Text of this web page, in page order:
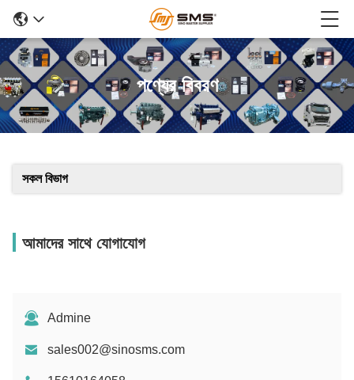
পণ্যের বিবরণ
সকল বিভাগ
আমাদের সাথে যোগাযোগ
Admine
sales002@sinosms.com